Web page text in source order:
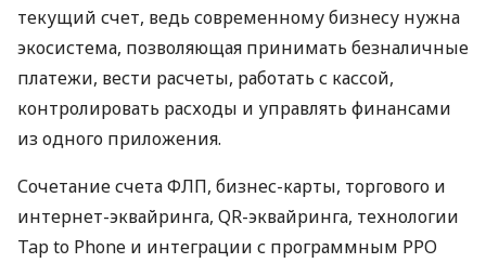
текущий счет, ведь современному бизнесу нужна
экосистема, позволяющая принимать безналичные
платежи, вести расчеты, работать с кассой,
контролировать расходы и управлять финансами
из одного приложения.
Сочетание счета ФЛП, бизнес-карты, торгового и
интернет-эквайринга, QR-эквайринга, технологии
Tap to Phone и интеграции с программным РРО